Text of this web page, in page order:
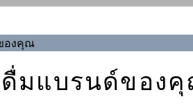
ดื่มแบรนด์ของ